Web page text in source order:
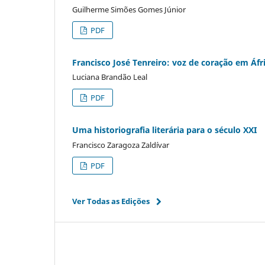
Guilherme Simões Gomes Júnior
PDF
Francisco José Tenreiro: voz de coração em
Luciana Brandão Leal
PDF
Uma historiografia literária para o século XXI
Francisco Zaragoza Zaldívar
PDF
Ver Todas as Edições